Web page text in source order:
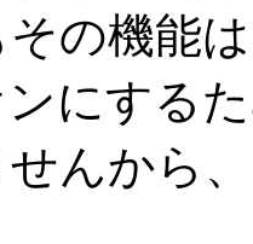
の機能
にする
んから、